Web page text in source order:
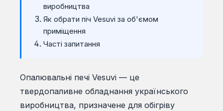
виробництва
Як обрати піч Vesuvi за об'ємом
приміщення
Часті запитання
Опалювальні печі Vesuvi — це
твердопаливне обладнання українського
виробництва, призначене для обігріву